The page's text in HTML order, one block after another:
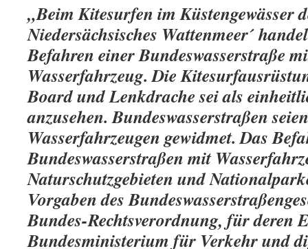
„Beim Kitesurfen im Küstengewässer
Niedersächsisches Wattenmeer´
Befahren einer Bundeswasserstraße
Wasserfahrzeug. Die
Board und Lenkdrache sei als
anzusehen. Bundeswasserstraßen
Wasserfahrzeugen gewidmet. Das
Bundeswasserstraßen mit
Naturschutzgebieten und
Vorgaben des
Bundes-Rechtsverordnung, für deren
Bundesministerium für Verkehr und